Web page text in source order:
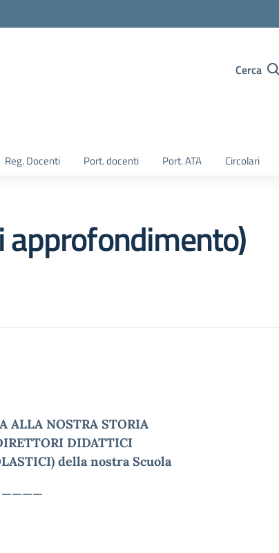
Cerca
Reg. Docenti Port. docenti Port. ATA Circolari
approfondimento)
ALLA NOSTRA STORIA
DIDATTICI
della nostra Scuola
————